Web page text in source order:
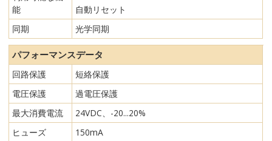
能
自動リセット
同期
光学同期
パフォーマンスデータ
回路保護
短絡保護
電圧保護
過電圧保護
最大消費電流
24VDC、-20...20%
ヒューズ
150mA